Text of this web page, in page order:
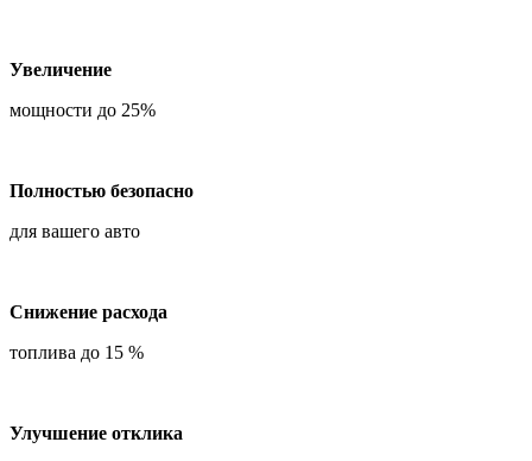
Увеличение
мощности до 25%
Полностью безопасно
для вашего авто
Снижение расхода
топлива до 15 %
Улучшение отклика